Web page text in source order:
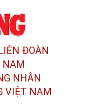
ĐOÀN
NAM
NHÂN
VIỆT NAM